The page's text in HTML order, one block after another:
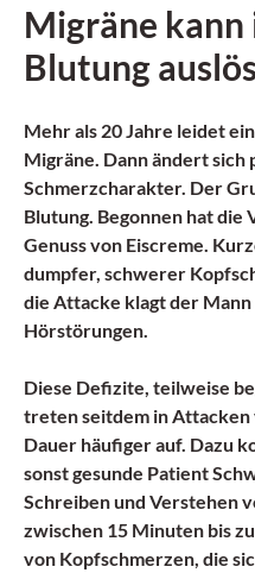
Migräne
Blutung
Mehr als 20 Jahre leidet
Migräne. Dann ändert sich
Schmerzcharakter. Der
Blutung . Begonnen hat
Genuss von Eiscreme.
dumpfer, schwerer
die Attacke klagt der Mann
Hörstörungen.
Diese Defizite, teilweise
treten seitdem in
Dauer häufiger auf. Dazu
sonst gesunde Patient
Schreiben und Verstehen
zwischen 15 Minuten bis
von Kopfschmerzen, die